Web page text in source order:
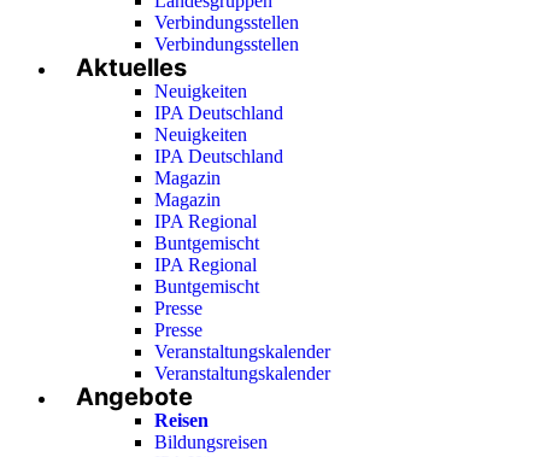
Verbindungsstellen
Verbindungsstellen
Aktuelles
Neuigkeiten
IPA Deutschland
Neuigkeiten
IPA Deutschland
Magazin
Magazin
IPA Regional
Buntgemischt
IPA Regional
Buntgemischt
Presse
Presse
Veranstaltungskalender
Veranstaltungskalender
Angebote
Reisen
Bildungsreisen